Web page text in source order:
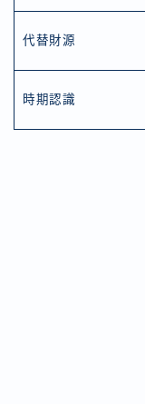
代替財源
時期認識